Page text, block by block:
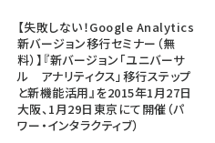
【失敗しない！Google Analytics
新バージョン移行セミナー（無
料）】『新バージョン「ユニバーサ
ル アナリティクス」移行ステップ
と新機能活用』を2015年1月27日
大阪、1月29日東京にて開催（パ
ワー・インタラクティブ）